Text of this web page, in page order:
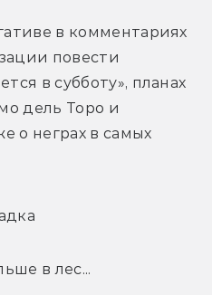
в комментариях
повести
в субботу», планах
дель Торо и
о неграх в самых
в лес...